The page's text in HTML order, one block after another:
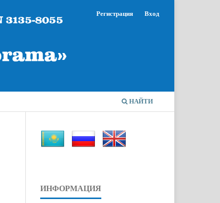
НАЙТИ
Регистрация Вход
ИНФОРМАЦИЯ